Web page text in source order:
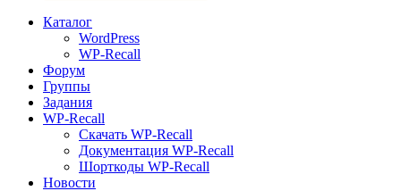
Каталог
WordPress
WP-Recall
Форум
Группы
Задания
WP-Recall
Скачать WP-Recall
Документация WP-Recall
Шорткоды WP-Recall
Новости